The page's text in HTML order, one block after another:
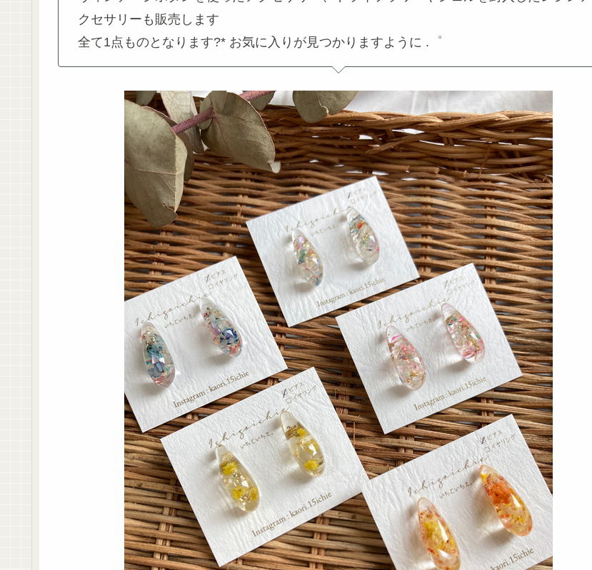
クセサリーも販売します
全て1点ものとなります?* お気に入りが見つかりますように .゜